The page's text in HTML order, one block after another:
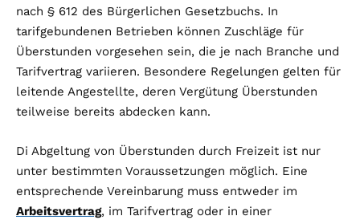
nach § 612 des Bürgerlichen Gesetzbuchs. In
tarifgebundenen Betrieben können Zuschläge für
Überstunden vorgesehen sein, die je nach Branche und
Tarifvertrag variieren. Besondere Regelungen gelten für
leitende Angestellte, deren Vergütung Überstunden
teilweise bereits abdecken kann.
Di Abgeltung von Überstunden durch Freizeit ist nur
unter bestimmten Voraussetzungen möglich. Eine
entsprechende Vereinbarung muss entweder im
Arbeitsvertrag, im Tarifvertrag oder in einer